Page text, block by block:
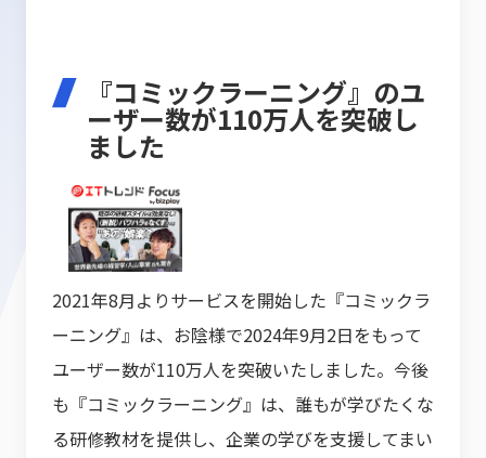
『コミックラーニング』のユ
ーザー数が110万人を突破し
ました
2021年8月よりサービスを開始した『コミックラ
ーニング』は、お陰様で2024年9月2日をもって
ユーザー数が110万人を突破いたしました。今後
も『コミックラーニング』は、誰もが学びたくな
る研修教材を提供し、企業の学びを支援してまい